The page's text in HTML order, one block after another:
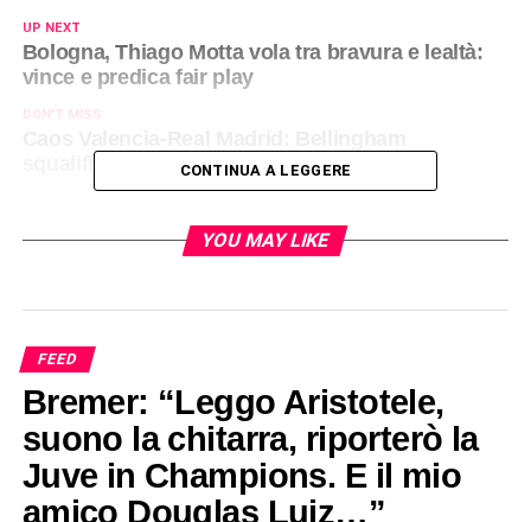
UP NEXT
Bologna, Thiago Motta vola tra bravura e lealtà:
vince e predica fair play
DON'T MISS
squalificato, ecco le motivazioni
CONTINUA A LEGGERE
YOU MAY LIKE
FEED
Bremer: “Leggo Aristotele,
suono la chitarra, riporterò la
Juve in Champions. E il mio
amico Douglas Luiz…”